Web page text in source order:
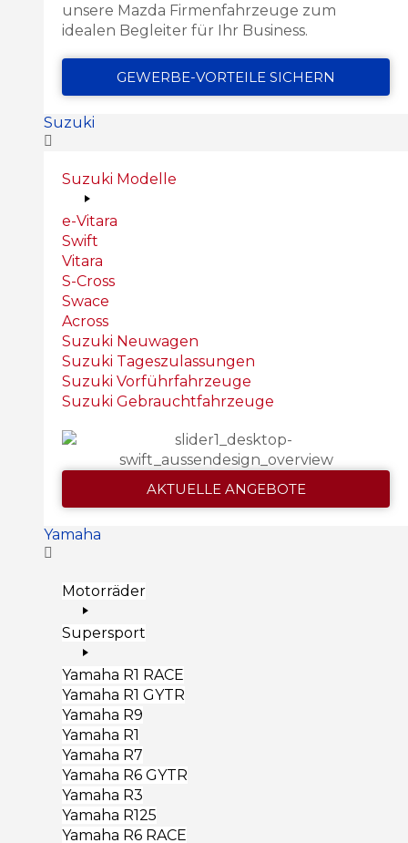
unsere Mazda Firmenfahrzeuge zum
idealen Begleiter für Ihr Business.
GEWERBE-VORTEILE SICHERN
Suzuki
Suzuki Modelle
e-Vitara
Swift
Vitara
S-Cross
Swace
Across
Suzuki Neuwagen
Suzuki Tageszulassungen
Suzuki Vorführfahrzeuge
Suzuki Gebrauchtfahrzeuge
AKTUELLE ANGEBOTE
Yamaha
Motorräder
Supersport
Yamaha R1 RACE
Yamaha R1 GYTR
Yamaha R9
Yamaha R1
Yamaha R7
Yamaha R6 GYTR
Yamaha R3
Yamaha R125
Yamaha R6 RACE